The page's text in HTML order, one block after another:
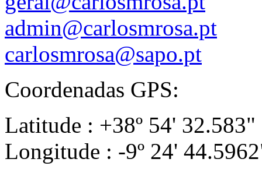
admin@carlosmrosa.pt
carlosmrosa@sapo.pt
Coordenadas GPS:
Latitude : +38º 54' 32.583"
Longitude : -9º 24'